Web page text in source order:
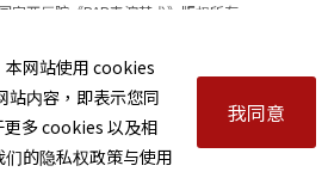
家两厅院《PAR表演艺术》版权所有
arts redefined. All Rights Reserved
Tax Id number 00973926
讯，如有异动应以主办单位公告为准。
｜隐私权声明｜著作权声明
本网站使用 cookies
站内容，即表示您同
多 cookies 以及相
的隐私权政策与使用
我同意